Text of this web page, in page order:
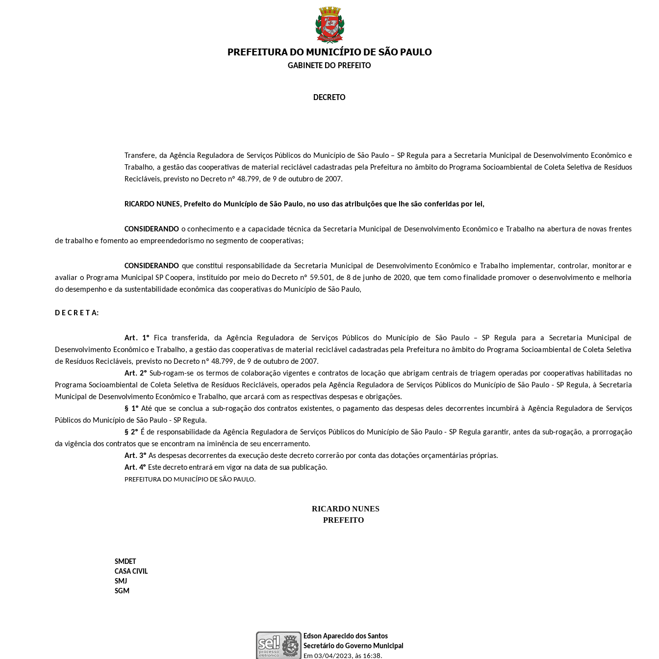
GABINETE DO PREFEITO
DECRETO
Transfere, da Agência Reguladora de Serviços Públicos do Município de São Paulo – SP Regula para a Secretaria Municipal de Desenvolvimento Econômico e
Trabalho, a gestão das cooperativas de material reciclável cadastradas pela Prefeitura no âmbito do Programa Socioambiental de Coleta Seletiva de Resíduos
Recicláveis, previsto no Decreto nº 48.799, de 9 de outubro de 2007.
RICARDO NUNES, Prefeito do Município de São Paulo, no uso das atribuições que lhe são conferidas por lei,
CONSIDERANDO oconhecimento e a capacidade técnica da Secretaria Municipal de Desenvolvimento Econômico e Trabalho na abertura de novas frentes
de trabalho e fomento ao empreendedorismo no segmento de cooperativas;
CONSIDERANDO que constitui responsabilidade da Secretaria Municipal de Desenvolvimento Econômico e Trabalho implementar, controlar, monitorar e
avaliar o Programa Municipal SP Coopera, instituído por meio do Decreto nº 59.501, de 8 de junho de 2020, que tem como finalidade promover o desenvolvimento e melhoria
do desempenho e da sustentabilidade econômica das cooperativas do Município de São Paulo,
D E C R E T A:
Art. 1º Fica transferida, da Agência Reguladora de Serviços Públicos do Município de São Paulo – SP Regula para a Secretaria Municipal de
Desenvolvimento Econômico e Trabalho, a gestão das cooperativas de material reciclável cadastradas pela Prefeitura no âmbito do Programa Socioambiental de Coleta Seletiva
de Resíduos Recicláveis, previsto no Decreto nº 48.799, de 9 de outubro de 2007.
Art. 2º Sub-rogam-se os termos de colaboração vigentes e contratos de locação que abrigam centrais de triagem operadas por cooperativas habilitadas no
Programa Socioambiental de Coleta Seletiva de Resíduos Recicláveis, operados pelaAgência Reguladora de Serviços Públicos do Município de São Paulo - SP Regula, à Secretaria
Municipal de Desenvolvimento Econômico e Trabalho, que arcará com as respectivas despesas e obrigações.
§ 1º Até que se conclua a sub-rogação dos contratos existentes, o pagamento das despesas deles decorrentes incumbirá à Agência Reguladora de Serviços
Públicos do Município de São Paulo - SP Regula.
§ 2º É de responsabilidade da Agência Reguladora de Serviços Públicos do Município de São Paulo - SP Regula garantir, antes da sub-rogação, a prorrogação
da vigência dos contratos que se encontram na iminência de seu encerramento.
Art. 3º As despesas decorrentes da execução deste decreto correrão por conta das dotações orçamentárias próprias.
Art. 4º Este decreto entrará em vigor na data de sua publicação.
PREFEITURA DO MUNICÍPIO DE SÃO PAULO.
RICARDO NUNES
PREFEITO
SMDET
CASA CIVIL
SMJ
SGM
Edson Aparecido dos Santos
Secretário do Governo Municipal
Em 03/04/2023, às 16:38.